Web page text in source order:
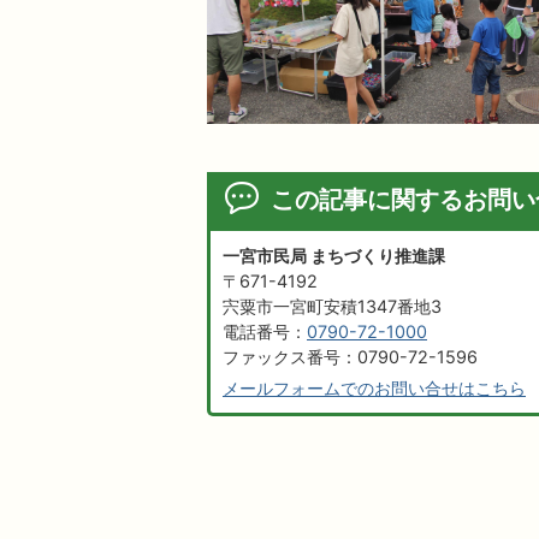
この記事に関するお問
一宮市民局 まちづくり推進課
〒671-4192
宍粟市一宮町安積1347番地3
電話番号： 0790-72-1000
ファックス番号：0790-72-1596
メールフォームでのお問い合せはこちら